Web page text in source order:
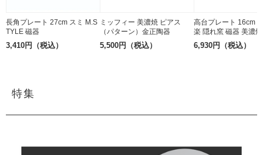
長角プレート 27cm スミ M.S
TYLE 磁器
3,410円（税込）
ミッフィー 美濃焼 ピアス
（パターン）金正陶器
5,500円（税込）
高台プレート 16cm
楽 隠れ窯 磁器 美濃焼
6,930円（税込）
特集